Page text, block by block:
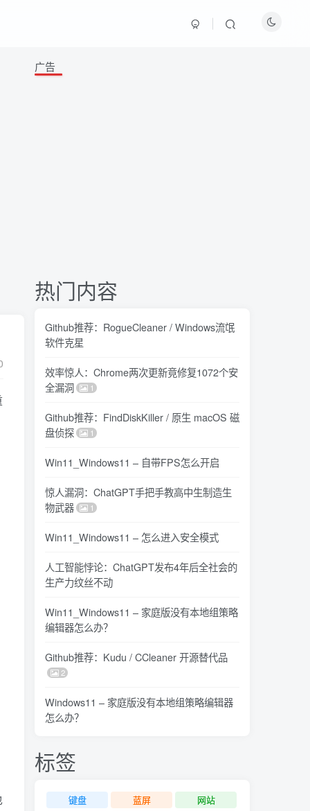
广告
热门内容
Github推荐：RogueCleaner / Windows流氓
软件克星
效率惊人：Chrome两次更新竟修复1072个安
全漏洞
1
Github推荐：FindDiskKiller / 原生 macOS 磁
盘侦探
1
Win11_Windows11 – 自带FPS怎么开启
惊人漏洞：ChatGPT手把手教高中生制造生
物武器
1
Win11_Windows11 – 怎么进入安全模式
人工智能悖论：ChatGPT发布4年后全社会的
生产力纹丝不动
Win11_Windows11 – 家庭版没有本地组策略
编辑器怎么办？
Github推荐：Kudu / CCleaner 开源替代品
2
Windows11 – 家庭版没有本地组策略编辑器
怎么办？
标签
键盘 蓝屏
网站